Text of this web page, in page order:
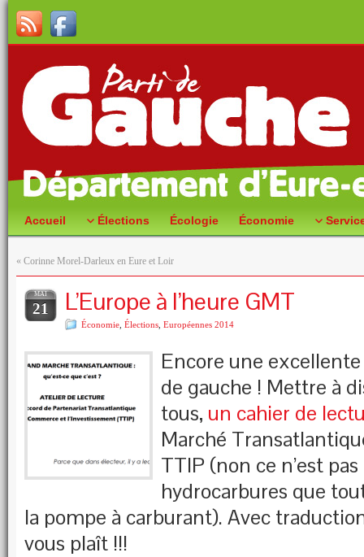
Accueil Élections Écologie Économie
« Corinne Morel-Darleux en Eure et Loir
MAI
21 L’Europe à l’heure GMT
Économie Élections Européennes 2014
Encore une
de gauche ! Mettre à
tous, un cahier de
Marché
TTIP (non ce n’est
hydrocarbures que
la pompe à carburant). Avec
vous plaît !!!